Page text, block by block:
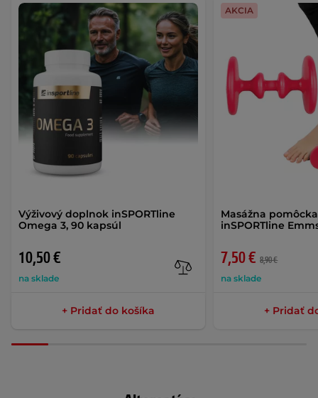
Výživový doplnok inSPORTline
Omega 3, 90 kapsúl
10,50 €
na sklade
+ Pridať do košíka
Masážna
inSPORTline
7,50 € 8,90 €
na sklade
AKCIA
+ Pridať